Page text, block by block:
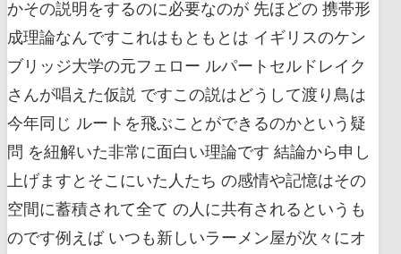
かその説明をするのに必要なのが 先ほどの 携帯形
成理論なんですこれはもともとは イギリスのケン
ブリッジ大学の元フェロー ルパートセルドレイク
さんが唱えた仮説 ですこの説はどうして渡り鳥は
今年同じ ルートを飛ぶことができるのかという疑
問 を紐解いた非常に面白い理論です 結論から申し
上げますとそこにいた人たち の感情や記憶はその
空間に蓄積されて全て の人に共有されるというも
のです例えば いつも新しいラーメン屋が次々にオ